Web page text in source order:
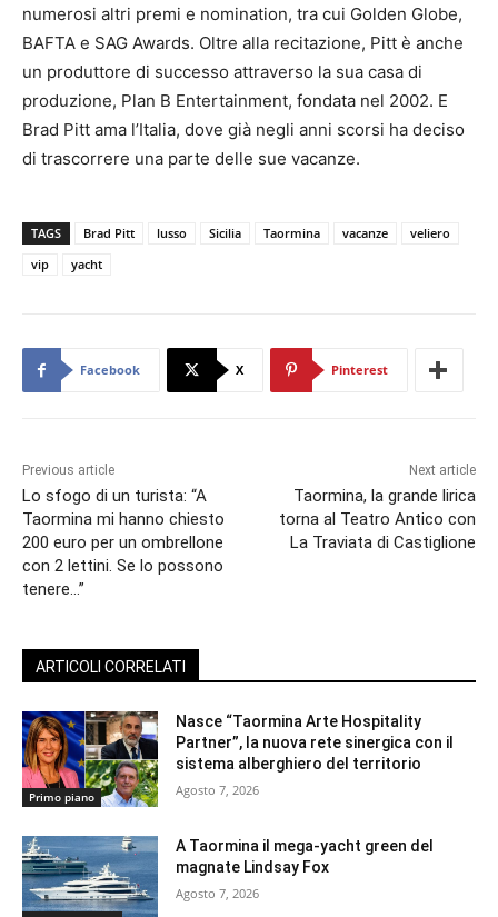
numerosi altri premi e nomination, tra cui Golden Globe,
BAFTA e SAG Awards. Oltre alla recitazione, Pitt è anche
un produttore di successo attraverso la sua casa di
produzione, Plan B Entertainment, fondata nel 2002. E
Brad Pitt ama l’Italia, dove già negli anni scorsi ha deciso
di trascorrere una parte delle sue vacanze.
TAGS Brad Pitt lusso Sicilia Taormina vacanze
veliero
vip
yacht
Facebook X Pinterest
Previous article
Lo sfogo di un turista: “A
Taormina mi hanno chiesto
200 euro per un ombrellone
con 2 lettini. Se lo possono
tenere…”
Next article
Taormina, la grande lirica
torna al Teatro Antico con
La Traviata di Castiglione
ARTICOLI CORRELATI
Primo piano
Nasce “Taormina Arte Hospitality
Partner”, la nuova rete sinergica con il
sistema alberghiero del territorio
Agosto 7, 2026
A Taormina il mega-yacht green del
magnate Lindsay Fox
Agosto 7, 2026